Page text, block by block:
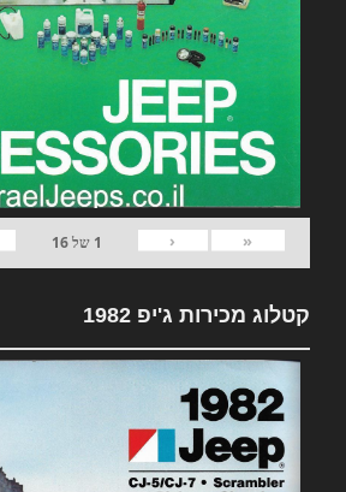
«
‹
1 של16
קטלוג מכירות ג'יפ 1982